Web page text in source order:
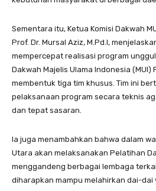
Sementara itu, Ketua Komisi Dakwah
Prof. Dr. Mursal Aziz, M.Pd.I,
mempercepat realisasi program
Dakwah Majelis Ulama Indonesia
membentuk tiga tim khusus. Tim ini
pelaksanaan program secara teknis
dan tepat sasaran.
Ia juga menambahkan bahwa dalam
Utara akan melaksanakan Pelatihan
menggandeng berbagai lembaga
diharapkan mampu melahirkan dai-